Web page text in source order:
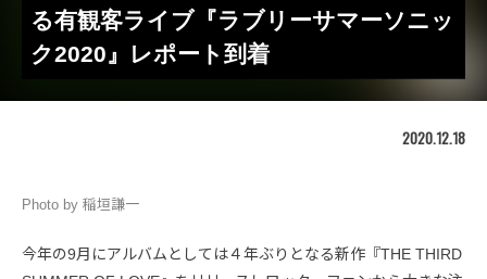
る有観客ライブ『ラブリーサマーソニッ
ク2020』レポート到着
2020.12.18
Photo by 稲垣謙一
今年の9月にアルバムとしては４年ぶりとなる新作『THE THIRD